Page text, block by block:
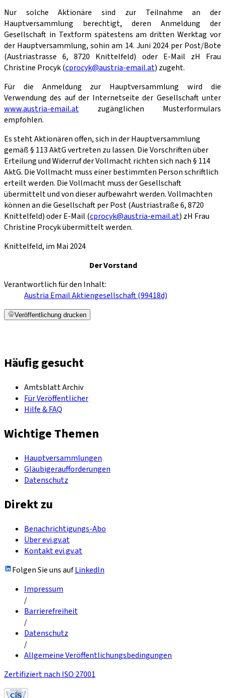
Nur solche Aktionäre sind zur Teilnahme an der
Hauptversammlung berechtigt, deren Anmeldung der
Gesellschaft in Textform spätestens am dritten Werktag vor
der Hauptversammlung, sohin am 14. Juni 2024 per Post/Bote
(Austriastrasse 6, 8720 Knittelfeld) oder E-Mail zH Frau
Christine Procyk (cprocyk@austria-email.at) zugeht.
Für die Anmeldung zur Hauptversammlung wird die
Verwendung des auf der Internetseite der Gesellschaft unter
www.austria-email.at zugänglichen Musterformulars
empfohlen.
Es steht Aktionären offen, sich in der Hauptversammlung
gemäß § 113 AktG vertreten zu lassen. Die Vorschriften über
Erteilung und Widerruf der Vollmacht richten sich nach § 114
AktG. Die Vollmacht muss einer bestimmten Person schriftlich
erteilt werden. Die Vollmacht muss der Gesellschaft
übermittelt und von dieser aufbewahrt werden. Vollmachten
können an die Gesellschaft per Post (Austriastraße 6, 8720
Knittelfeld) oder E-Mail (cprocyk@austria-email.at) zH Frau
Christine Procyk übermittelt werden.
Knittelfeld, im Mai 2024
Der Vorstand
Verantwortlich für den Inhalt:
Austria Email Aktiengesellschaft (99418d)
Veröffentlichung drucken
Häufig gesucht
Amtsblatt Archiv
Für Veröffentlicher
Hilfe & FAQ
Wichtige Themen
Hauptversammlungen
Gläubigeraufforderungen
Datenschutz
Direkt zu
Benachrichtigungs-Abo
Über evi.gv.at
Kontakt evi.gv.at
Folgen Sie uns aufLinkedIn
Impressum
/
Barrierefreiheit
/
Datenschutz
/
Allgemeine Veröffentlichungsbedingungen
Zertifiziert nach ISO 27001